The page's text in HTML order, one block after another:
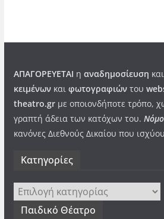
ΑΠΑΓΟΡΕΥΕΤΑΙ η αναδημοσίευση
κειμένωνκαι φωτογραφιώντου
theatro.grμε οποιονδήποτε τρόπο,
γραπτή άδεια των κατόχων του.
κανόνες Διεθνούς Δικαίου που
Kατηγορίες
Kατηγορίες
Παιδικό Θέατρο